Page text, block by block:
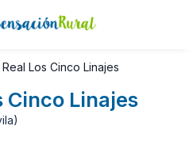
Los Cinco Linajes
Cinco Linajes